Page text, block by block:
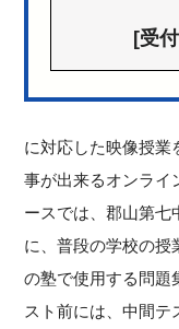
[受
に対応した映像授業
事が出来るオンライ
ースでは、郡山第七
に、普段の学校の授
の塾で使用する問題
スト前には、中間